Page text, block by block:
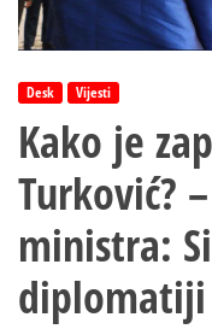
Desk Vijesti
Kako je
Turković?
ministra:
diplomatiji